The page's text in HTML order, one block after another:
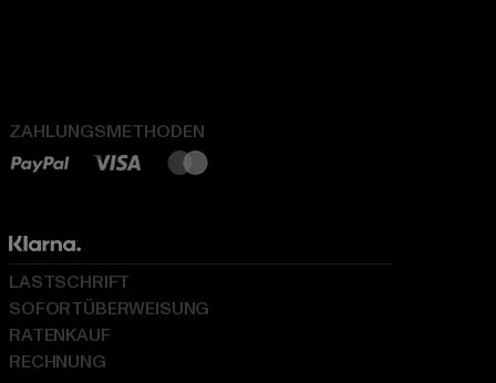
ZAHLUNGSMETHODEN
LASTSCHRIFT
SOFORTÜBERWEISUNG
RATENKAUF
RECHNUNG